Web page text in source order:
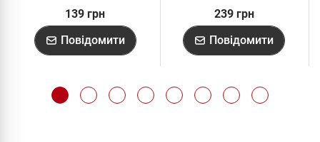
139 грн
Повідомити
239 грн
Повідомити